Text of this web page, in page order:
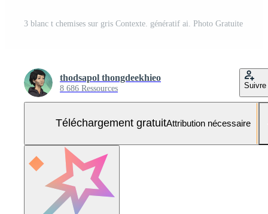
3 blanc t chemises sur gris Contexte. génératif ai. Photo Gratuite
thodsapol thongdeekhieo
8 686 Ressources Suivre
Téléchargement gratuitAttribution nécessaire